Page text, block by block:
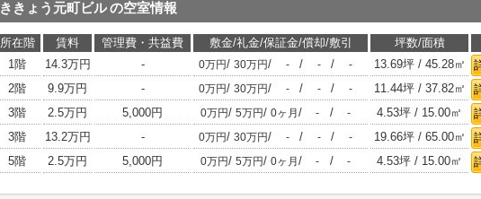
ききょう元町ビルの空室情報
所在階 賃料 管理費・共益費 敷金/礼金/保証金/償却/敷引 坪数/面積
1階
14.3万円 - 0万円/ 30万円/ - / - / - 13.69坪 / 45.28㎡
2階
9.9万円 - 0万円/ 30万円/ - / - / - 11.44坪 / 37.82㎡
3階
2.5万円 5,000円 0万円/ 5万円/ 0ヶ月 / - / - 4.53坪 / 15.00㎡
3階
13.2万円 - 0万円/ 30万円/ - / - / - 19.66坪 / 65.00㎡
5階
2.5万円 5,000円 0万円/ 5万円/ 0ヶ月 / - / - 4.53坪 / 15.00㎡